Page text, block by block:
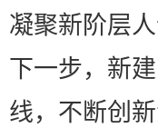
凝聚新阶层
下一步，新
线，不断创